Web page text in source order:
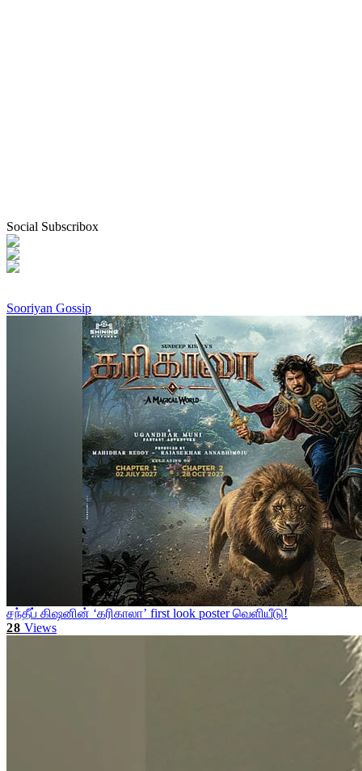
Social Subscribox
Sooriyan Gossip
சந்தீப் கிஷனின் ‘கரிகாலா’ first look poster வெளியீடு!
28 Views